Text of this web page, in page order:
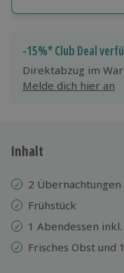
Jeder Gutschein für
Maximale
10 Jahre gültig &
-15%* Club Deal
Direktabzug im
Melde dich hier an
Inhalt
2
Frühstück
1 Abendessen
Frisches Obst und